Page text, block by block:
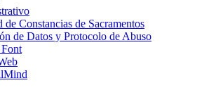
de Constancias de Sacramentos
de Datos y Protocolo de Abuso